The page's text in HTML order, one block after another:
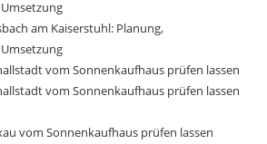
am Kaiserstuhl: Planung,
vom Sonnenkaufhaus prüfen lassen
vom Sonnenkaufhaus prüfen lassen
vom Sonnenkaufhaus prüfen lassen